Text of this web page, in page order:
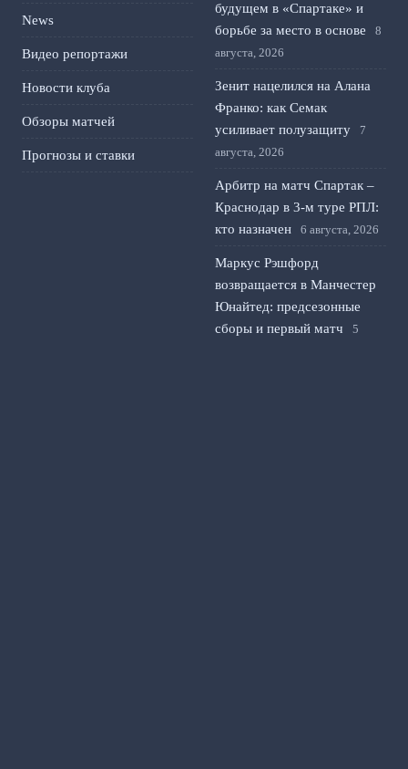
News
Видео репортажи
Новости клуба
Обзоры матчей
Прогнозы и ставки
будущем в «Спартаке» и
борьбе за место в основе
8
августа, 2026
Зенит нацелился на Алана
Франко: как Семак
усиливает полузащиту
7
августа, 2026
Арбитр на матч Спартак –
Краснодар в 3-м туре РПЛ:
кто назначен
6 августа, 2026
Маркус Рэшфорд
возвращается в Манчестер
Юнайтед: предсезонные
сборы и первый матч
5